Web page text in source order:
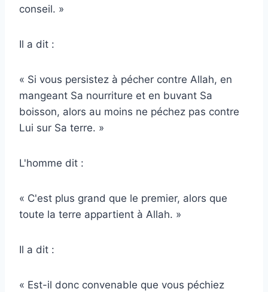
conseil. »
Il a dit :
« Si vous persistez à pécher contre Allah, en
mangeant Sa nourriture et en buvant Sa
boisson, alors au moins ne péchez pas contre
Lui sur Sa terre. »
L'homme dit :
« C'est plus grand que le premier, alors que
toute la terre appartient à Allah. »
Il a dit :
« Est-il donc convenable que vous péchiez